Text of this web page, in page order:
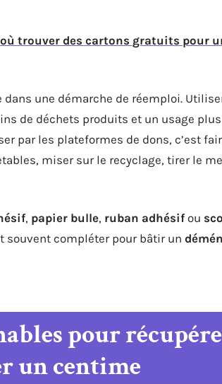
trouver des cartons gratuits pour
une démarche de réemploi.
de déchets produits et un usage
par les plateformes de dons, c’est
miser sur le recyclage, tirer le
, papier bulle, ruban adhésifou
souvent compléter pour bâtir un
pour
un centime